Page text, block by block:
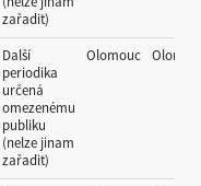
zařadit)
Další
periodika
určená
omezenému
publiku
(nelze jinam
zařadit)
Olomouc